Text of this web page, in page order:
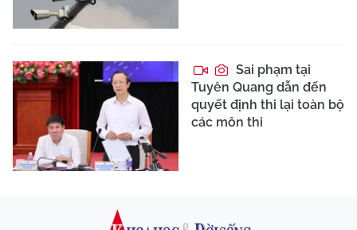
Sai phạm tại
Tuyên Quang dẫn đến
quyết định thi lại toàn bộ
các môn thi